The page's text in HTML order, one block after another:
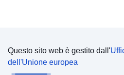
Questo sito web è gestito dall'
dell'Unione europea